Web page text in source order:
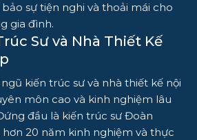
sự tiện nghi và thoải mái cho
gia đình.
Sư và Nhà Thiết Kế
kiến trúc sư và nhà thiết kế nội
môn cao và kinh nghiệm lâu
đầu là kiến trúc sư Đoàn
20 năm kinh nghiệm và thực